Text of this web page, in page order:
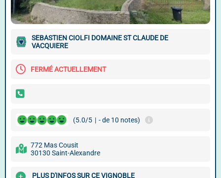
SEBASTIEN CIOLFI DOMAINE ST CLAUDE DE
VACQUIERE
FERMÉ ACTUELLEMENT
(5.0/5 | - de 10 notes)
772 Mas Cousit
30130 Saint-Alexandre
PLUS D'INFOS SUR CE VIGNOBLE